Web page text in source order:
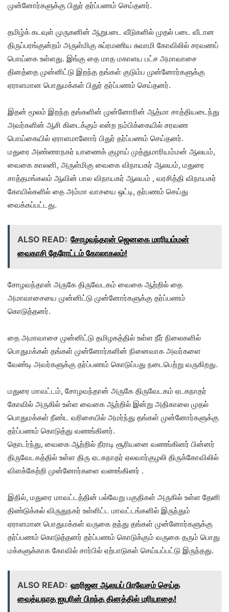
முன்னோர்களுக்கு பிதுர் தர்ப்பணம் செய்தனர்.
தமிழ்க் கடவுள் முருகனின் ஆறுபடை வீடுகளில் முதல் படை வீடான
திருப்பரங்குன்றம் அருள்மிகு சுப்ரமணிய சுவாமி கோவிலில் சரவணப்
பொய்கை உள்ளது. இங்கு தை மாத மகாளய பட்ச அமாவாசை
தினத்தை முன்னிட்டு இறந்த தங்கள் குடும்ப முன்னோர்களுக்கு
ஏராளமான பொதுமக்கள் பிதுர் தர்ப்பணம் செய்தனர்.
இதன் மூலம் இறந்த தங்களின் முன்னோரின் ஆத்மா சாத்தியடைந்து
அவர்களின் ஆசி கிடைக்கும் என்ற நம்பிக்கையில் சரவண
பொய்கையில் ஏராளமானோர் பிதுர் தர்ப்பணம் செய்தனர்.
மதுரை அண்ணாநகர் யாணைக் குழாய் முத்துமாரியம்மன் ஆலயம்,
வைகை காலனி, அருள்மிகு வைகை விநாயகர் ஆலயம், மதுரை
சாத்தமங்கலம் ஆவின் பால விநாயகர் ஆலயம் , வரசித்தி விநாயகர்
கோயில்களில் தை அம்மா வாசயை ஒட்டி, தர்பணம் செய்து
வைக்கப்பட்டது.
ALSO READ: சோழவந்தான் ஜெனகை மாரியம்மன்
வைகாசி தேரோட்டம் கோலாகலம்!
சோழவந்தான் அருகே திருவேடகம் வைகை ஆற்றில் தை
அமாவாசையை முன்னிட்டு முன்னோர்களுக்கு தர்ப்பணம்
கொடுத்தனர்.
தை அமாவாசை முன்னிட்டு தமிழகத்தில் உள்ள நீர் நிலைகளில்
பொதுமக்கள் தங்கள் முன்னோர்களின் நினைவாக அவர்களை
வேண்டி அவர்களுக்கு தர்ப்பணம் கொடுப்பது நடைபெற்று வருகிறது.
மதுரை மாவட்டம், சோழவந்தான் அருகே திருவேடகம் ஏடகநாதர்
கோவில் அருகில் உள்ள வைகை ஆற்றில் இன்று அதிகாலை முதல்
பொதுமக்கள் நீண்ட வரிசையில் அமர்ந்து தங்கள் முன்னோர்களுக்கு
தர்ப்பணம் கொடுத்து வணங்கினர்.
தொடர்ந்து, வைகை ஆற்றில் நீராடி சூரியனை வணங்கினர் பின்னர்
திருவேடகத்தில் உள்ள திரு ஏடகநாதர் ஏலவார்குழலி திருக்கோவிலில்
விளக்கேற்றி முன்னோர்களை வணங்கினர் .
இதில், மதுரை மாவட்டத்தின் பல்வேறு பகுதிகள் அருகில் உள்ள தேனி
திண்டுக்கல் விருதுநகர் உள்ளிட்ட மாவட்டங்களில் இருந்தும்
ஏராளமான பொதுமக்கள் வருகை தந்து தங்கள் முன்னோர்களுக்கு
தர்ப்பணம் கொடுத்தனர் தர்ப்பணம் கொடுக்கும் வருகை தரும் பொது
மக்களுக்காக கோவில் சார்பில் ஏற்பாடுகள் செய்யப்பட்டு இருந்தது.
ALSO READ: ஹரிஜன ஆலயப் பிரவேசம் செய்த
வைத்யநாத ஐயரின் பிறந்த தினத்தில் மரியாதை!